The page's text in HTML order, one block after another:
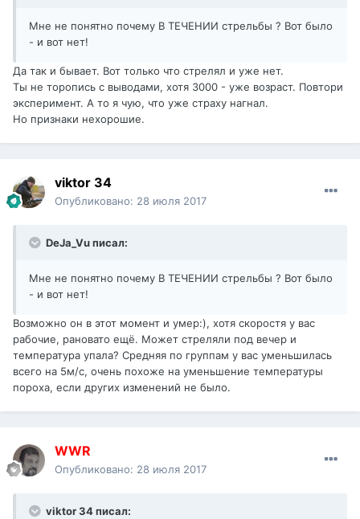
Мне не понятно почему В ТЕЧЕНИИ стрельбы ? Вот было
- и вот нет!
Да так и бывает. Вот только что стрелял и уже нет.
Ты не торопись с выводами, хотя 3000 - уже возраст. Повтори
эксперимент. А то я чую, что уже страху нагнал.
Но признаки нехорошие.
viktor 34
Опубликовано: 28 июля 2017
DeJa_Vu писал:
Мне не понятно почему В ТЕЧЕНИИ стрельбы ? Вот было
- и вот нет!
Возможно он в этот момент и умер:), хотя скоростя у вас
рабочие, рановато ещё. Может стреляли под вечер и
температура упала? Средняя по группам у вас уменьшилась
всего на 5м/с, очень похоже на уменьшение температуры
пороха, если других изменений не было.
WWR
Опубликовано: 28 июля 2017
viktor 34 писал: